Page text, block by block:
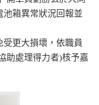
池箱異常狀況回報並
更大損壞，依職員
助處理得力者)核予嘉